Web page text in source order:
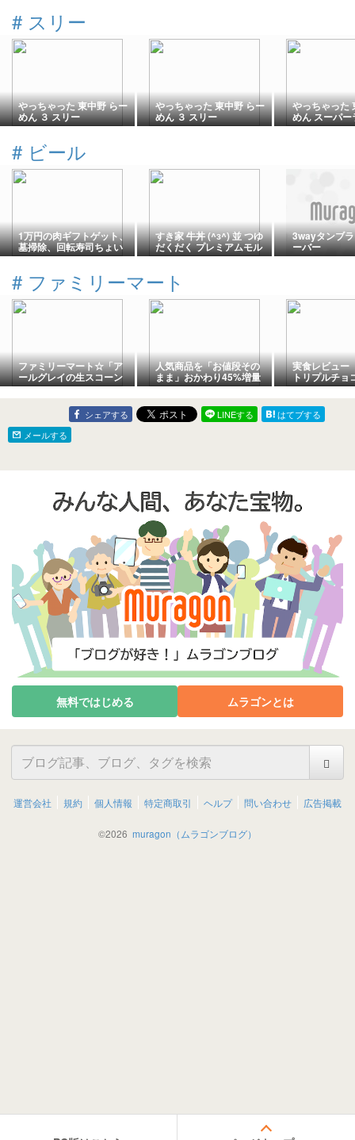
# スリー
やっちゃった 東中野 らー
めん ３ スリー
やっちゃった 東中野 らー
めん ３ スリー
やっちゃった
めん スーパ
ジック ムーン
# ビール
1万円の肉ギフトゲット、
墓掃除、回転寿司ちょい
す
すき家 牛丼 (^з^) 並 つゆ
だくだく プレミアムモル
ツ
3wayタンブ
ーバー
# ファミリーマート
ファミリーマート☆「ア
ールグレイの生スコーン
クロワッサン（ホワイト
チョコチップ入り）」♪
人気商品を「お値段その
まま」おかわり45%増量
作戦♪
実食レビュー
トリプルチョ
プデニッシュ
ー・消費期限
介！
シェアする LINEする
はてブする
メールする
無料ではじめる ムラゴンとは
運営会社 規約 個人情報 特定商取引 ヘルプ 問い合わせ 広告掲載
©2026 muragon（ムラゴンブログ）